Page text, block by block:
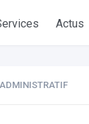
Actus